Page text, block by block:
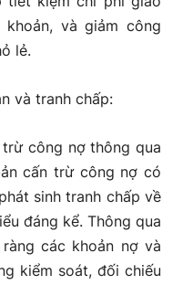
và giảm công
lẻ.
và tranh chấp:
công nợ thông qua
cấn trừ công nợ có
sinh tranh chấp về
đáng kể. Thông qua
các khoản nợ và
kiểm soát, đối chiếu